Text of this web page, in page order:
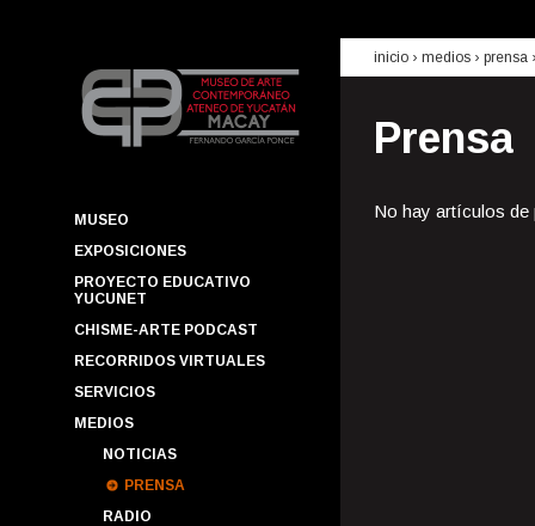
MUSEO
EXPOSICIONES
PROYECTO EDUCATIVO
YUCUNET
CHISME-ARTE PODCAST
RECORRIDOS VIRTUALES
SERVICIOS
MEDIOS
NOTICIAS
PRENSA
RADIO
inicio › medios › prensa
Prensa
No hay artículos de